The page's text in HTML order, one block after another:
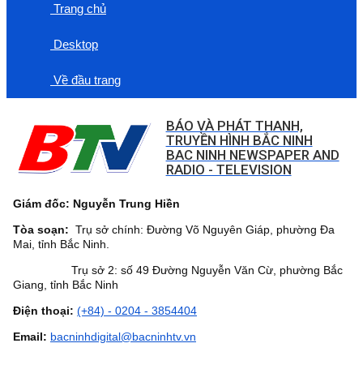
Trang chủ
Desktop
Về đầu trang
BÁO VÀ PHÁT THANH,
TRUYỀN HÌNH BẮC NINH
BAC NINH NEWSPAPER AND
RADIO - TELEVISION
Giám đốc: Nguyễn Trung Hiền
Tòa soạn: Trụ sở chính: Đường Võ Nguyên Giáp, phường Đa
Mai, tỉnh Bắc Ninh.
Trụ sở 2: số 49 Đường Nguyễn Văn Cừ, phường Bắc
Giang, tỉnh Bắc Ninh
Điện thoại: (+84) - 0204 - 3854404
Email: bacninhdigital@bacninhtv.vn